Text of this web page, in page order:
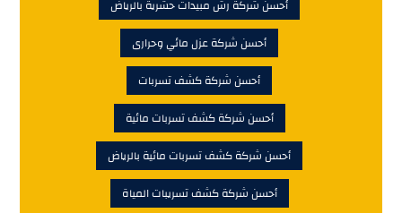
أحسن شركة نظافة عامة بالرياض
أحسن شركة نظافة عامة للمنازل
أحسن شركة نقل أثاث منازل بالرياض
أحسن شركة نقل عفش بالرياض
أحسن شركف كشف تسربات